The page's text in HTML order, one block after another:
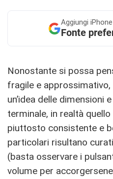
Aggiungi
Fonte
Nonostante si possa
fragile e
un’idea delle dimensioni
terminale, in realtà
piuttosto consistente e
particolari risultano
(basta osservare i
volume per